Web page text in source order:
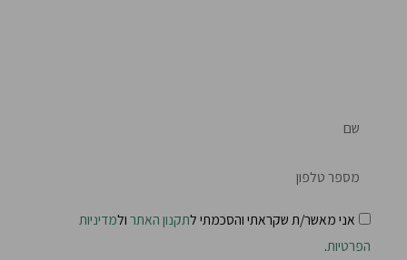
פ
ו
אני מאשר/ת שקראתי והסכמתי לתקנון האתר ולמדיניות
הפרטיות.